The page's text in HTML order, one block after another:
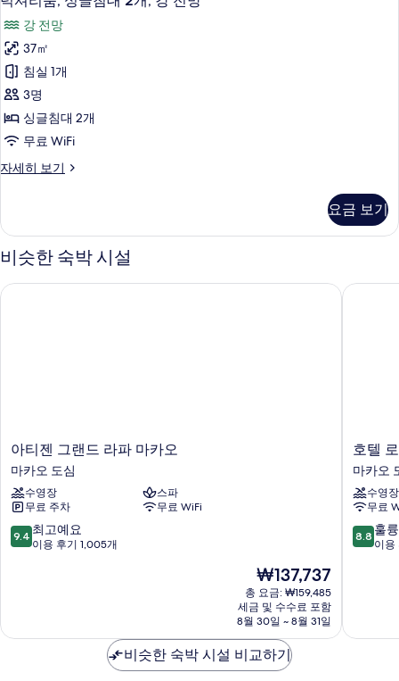
전
망
사
진
모
두
보
침
대
2
개,
시
내
전
망
자
히
셔
리
룸,
싱
글
침
대
2
강
전
망
사
강 전망
37㎡
침실 1개
3명
싱글침대 2개
무료 WiFi
자세히 보기
럭
싱
침
2
요금 보기
비슷한 숙박 시설
아
티
젠
그
랜
드
라
카
아티젠 그랜드 라파 마카오
마카오 도심
수영장
스파
무료 주차
무료 WiFi
10
점
최
9.4 최고예요
이용 후기 1,005개
현
재
요
금
₩137,737
₩137,737
총 요금: ₩159,485
세금 및 수수료 포함
8월 30일 ~ 8월 31일
아티젠 그랜드 라파 마카오
호
텔
로
열
마
카
오
호텔
마카오
수영장
무료
10
점
훌
8.8 훌
이용
호텔 로
비슷한 숙박 시설 비교하기